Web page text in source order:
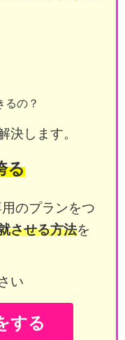
るの？
決します。
る
のプランをつ
させる方法を
い
する